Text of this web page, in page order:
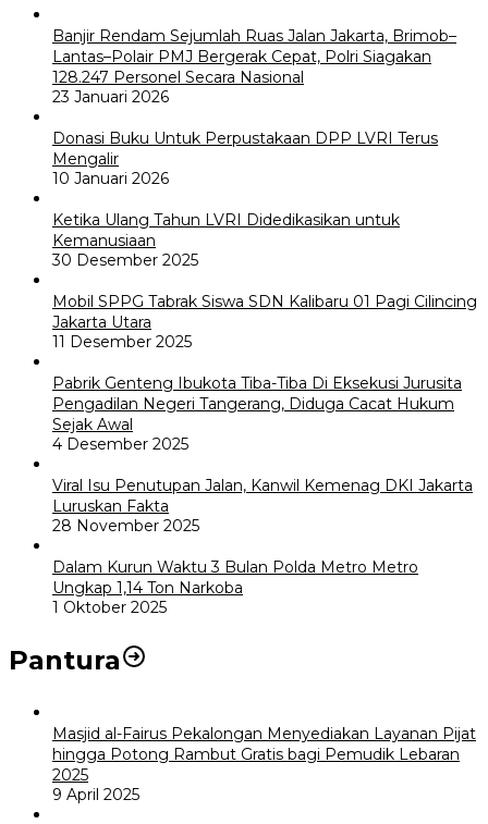
Banjir Rendam Sejumlah Ruas Jalan Jakarta, Brimob–
Lantas–Polair PMJ Bergerak Cepat, Polri Siagakan
128.247 Personel Secara Nasional
23 Januari 2026
Donasi Buku Untuk Perpustakaan DPP LVRI Terus
Mengalir
10 Januari 2026
Ketika Ulang Tahun LVRI Didedikasikan untuk
Kemanusiaan
30 Desember 2025
Mobil SPPG Tabrak Siswa SDN Kalibaru 01 Pagi Cilincing
Jakarta Utara
11 Desember 2025
Pabrik Genteng Ibukota Tiba-Tiba Di Eksekusi Jurusita
Pengadilan Negeri Tangerang, Diduga Cacat Hukum
Sejak Awal
4 Desember 2025
Viral Isu Penutupan Jalan, Kanwil Kemenag DKI Jakarta
Luruskan Fakta
28 November 2025
Dalam Kurun Waktu 3 Bulan Polda Metro Metro
Ungkap 1,14 Ton Narkoba
1 Oktober 2025
Pantura
Masjid al-Fairus Pekalongan Menyediakan Layanan Pijat
hingga Potong Rambut Gratis bagi Pemudik Lebaran
2025
9 April 2025